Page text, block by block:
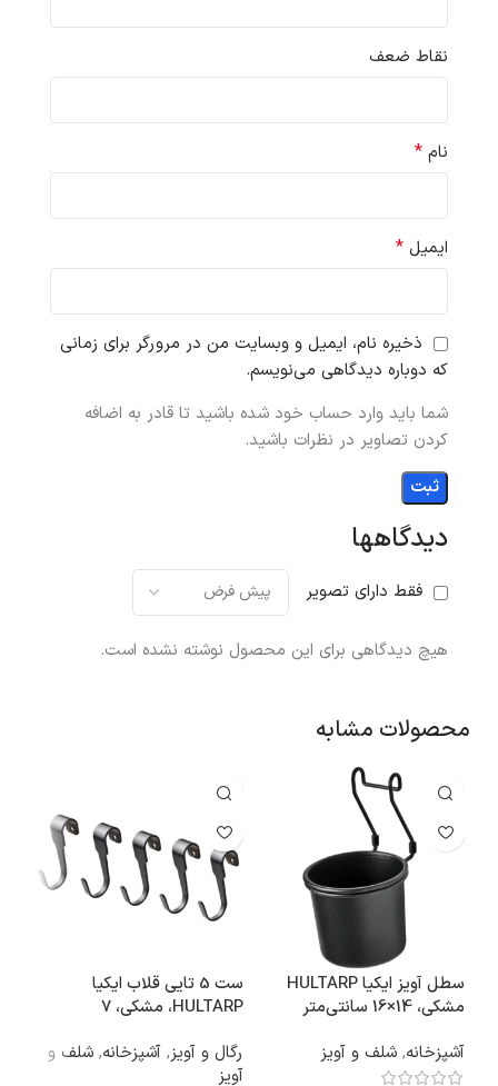
دیدگاهها
فقط دارای تصویر
هیچ دیدگاهی برای این محصول نوشته نشده است.
نقاط ضعف
نام *
ایمیل *
ذخیره نام، ایمیل و وبسایت من در مرورگر برای زمانی
که دوباره دیدگاهی می‌نویسم.
شما باید وارد حساب خود شده باشید تا قادر به اضافه
کردن تصاویر در نظرات باشید.
محصولات مشابه
سطل آویز ایکیا HULTARP
مشکی، 14×16 سانتی‌متر
آشپزخانه, شلف و آویز
ست 5 تایی قلاب ایکیا
HULTARP، مشکی، 7
رگال و آویز, آشپزخانه, شلف و
آویز